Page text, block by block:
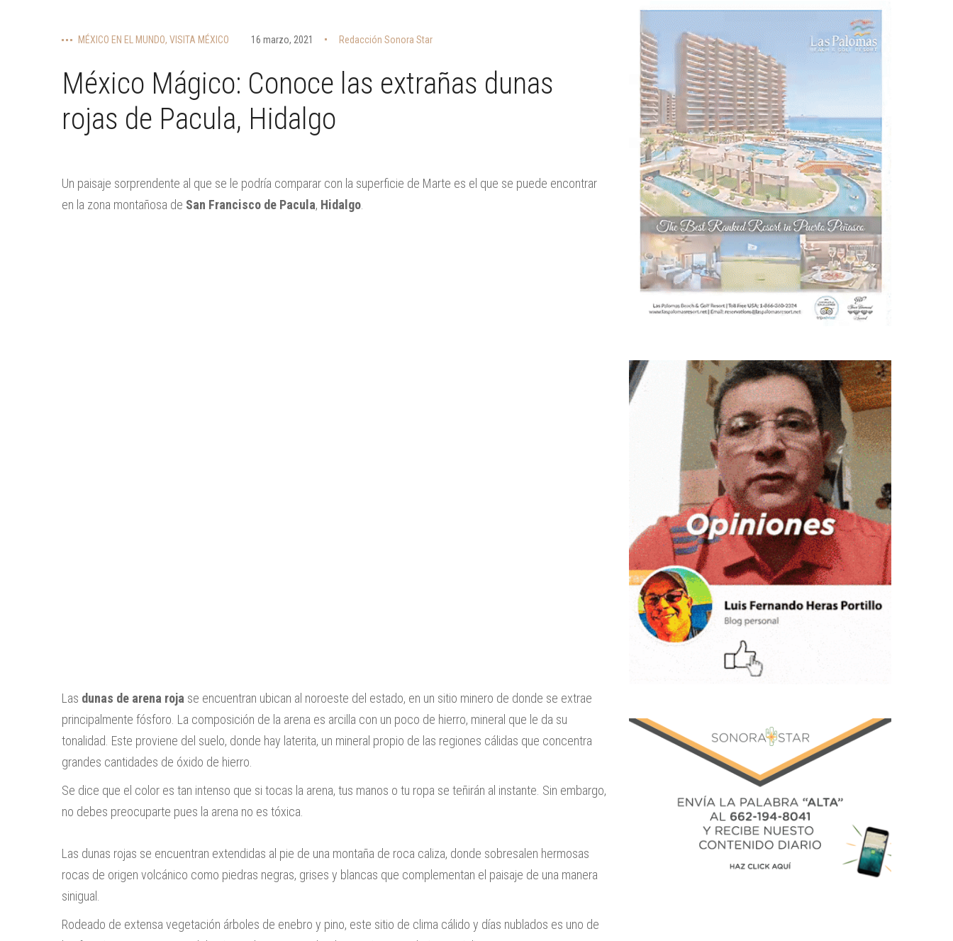
MÉXICO EN EL MUNDO, VISITA MÉXICO 16 marzo, 2021 Redacción Sonora Star
México Mágico: Conoce las extrañas dunas
rojas de Pacula, Hidalgo
Un paisaje sorprendente al que se le podría comparar con la superficie de Marte es el que se puede encontrar
en la zona montañosa de San Francisco de Pacula, Hidalgo
Las dunas de arena roja se encuentran ubican al noroeste del estado, en un sitio minero de donde se extrae
principalmente fósforo. La composición de la arena es arcilla con un poco de hierro, mineral que le da su
tonalidad. Este proviene del suelo, donde hay laterita, un mineral propio de las regiones cálidas que concentra
grandes cantidades de óxido de hierro.
Se dice que el color es tan intenso que si tocas la arena, tus manos o tu ropa se teñirán al instante. Sin embargo,
no debes preocuparte pues la arena no es tóxica.
Las dunas rojas se encuentran extendidas al pie de una montaña de roca caliza, donde sobresalen hermosas
rocas de origen volcánico como piedras negras, grises y blancas que complementan el paisaje de una manera
sinigual.
Rodeado de extensa vegetación árboles de enebro y pino, este sitio de clima cálido y días nublados es uno de